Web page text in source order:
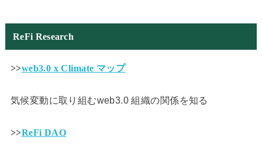
ReFi Research
>>web3.0 x Climate マップ
気候変動に取り組むweb3.0 組織の関係を知る
>>ReFi DAO